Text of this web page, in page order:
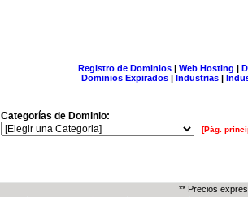
Registro de Dominios| Web Hosting |
Dominios Expirados | Industrias |
Categorías de Dominio:
[Pág.
** Precios